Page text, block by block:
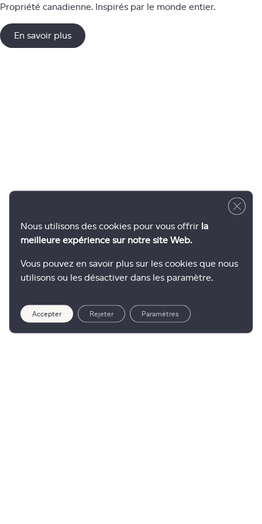
Propriété canadienne. Inspirés par le monde entier.
En savoir plus
Nous utilisons des cookies pour vous offrir la
meilleure expérience sur notre site Web.
Vous pouvez en savoir plus sur les cookies que nous
utilisons ou les désactiver dans les paramètre.
Accepter Rejeter Paramètres
Close